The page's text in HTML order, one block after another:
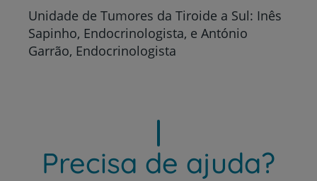
Unidade de Tumores da Tiroide a Sul: Inês
Sapinho, Endocrinologista, e António
Garrão, Endocrinologista
Precisa de ajuda?